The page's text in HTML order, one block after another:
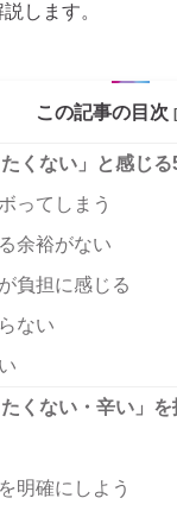
します。
この記事の目次
くない」と感じる
ってしまう
余裕がない
負担に感じる
ない
くない・辛い」
明確にしよう